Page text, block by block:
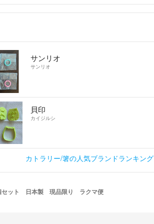
ご購入者様宅以外への配送はいたしておりませ
気持ちの良いお取引が出来るよう心掛けておりま
サンリオ
サンリオ
貝印
カイジルシ
カトラリー/箸の人気ブランドランキング
ット 日本製 現品限り ラクマ便